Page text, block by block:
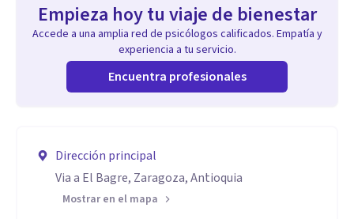
Empieza hoy tu viaje de bienestar
Accede a una amplia red de psicólogos calificados. Empatía y
experiencia a tu servicio.
Encuentra profesionales
Dirección principal
Via a El Bagre, Zaragoza, Antioquia
Mostrar en el mapa